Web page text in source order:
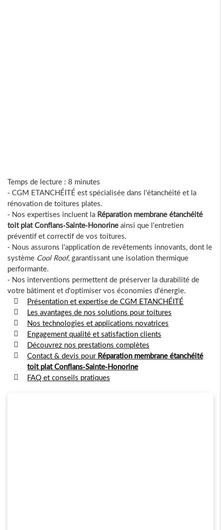
Temps de lecture : 8 minutes
- CGM ETANCHÉITÉ est spécialisée dans l'étanchéité et la
rénovation de toitures plates.
- Nos expertises incluent la Réparation membrane étanchéité
toit plat Conflans-Sainte-Honorine ainsi que l'entretien
préventif et correctif de vos toitures.
- Nous assurons l'application de revêtements innovants, dont le
système Cool Roof, garantissant une isolation thermique
performante.
- Nos interventions permettent de préserver la durabilité de
votre bâtiment et d'optimiser vos économies d'énergie.
Présentation et expertise de CGM ETANCHÉITÉ
Les avantages de nos solutions pour toitures
Nos technologies et applications novatrices
Engagement qualité et satisfaction clients
Découvrez nos prestations complètes
Contact & devis pour Réparation membrane étanchéité
toit plat Conflans-Sainte-Honorine
FAQ et conseils pratiques